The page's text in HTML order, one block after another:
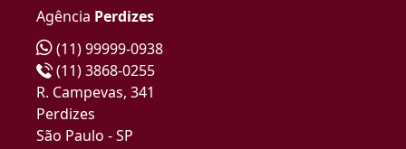
Agência Perdizes
(11) 99999-0938
(11) 3868-0255
R. Campevas, 341
Perdizes
São Paulo - SP